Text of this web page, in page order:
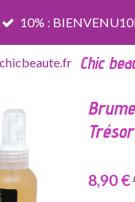
Chic
10% :
8,90 €